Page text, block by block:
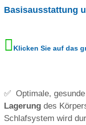
Basisausstattung
Klicken Sie auf das
✅ Optimale, gesunde
Lagerung des
Schlafsystem wird